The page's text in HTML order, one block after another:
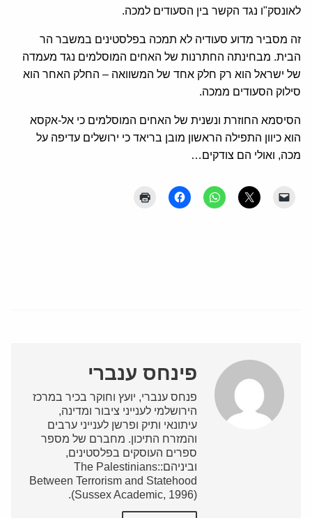
לאונסק"ו נגד הקשר בין הסעודים למכה.
זה מסביר מדוע סעודיה לא תמכה בפלסטינים במשבר הר
הבית. מבחינתה החתרנות של האחים המוסלמים נגד מעמדה
של ישראל הוא רק חלק אחד של המשוואה – החלק האחר הוא
סילוק הסעודים ממכה.
הסיסמא החוזרת ונשנית של האחים המוסלמים כי אל-אקסא
הוא כיוון התפילה הראשון מובן בריאד כי ירושלים עדיפה על
מכה, ואולי הם צודקים…
פינחס ענברי
פנחס ענברי, יועץ וחוקר בכיר במרכז
הירושלמי לענייני ציבור ומדינה,
עיתונאי ותיק ופרשן לענייני ערבים
והמזרח התיכון. מחברם של מספר
ספרים העוסקים בפלסטינים,
וביניהם:The Palestinians:
Between Terrorism and Statehood
(Sussex Academic, 1996).